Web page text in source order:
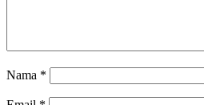
Nama *